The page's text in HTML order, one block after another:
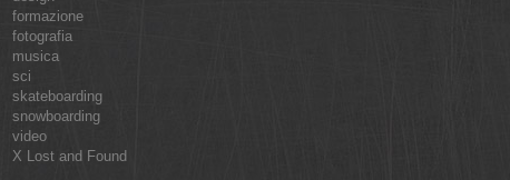
formazione
fotografia
musica
sci
skateboarding
snowboarding
video
X Lost and Found